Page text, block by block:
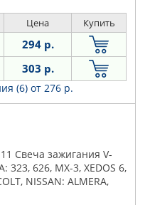
Цена Купить
294 р.
303 р.
(6) от 276 р.
Свеча зажигания V-
323, 626, MX-3, XEDOS 6,
NISSAN: ALMERA,